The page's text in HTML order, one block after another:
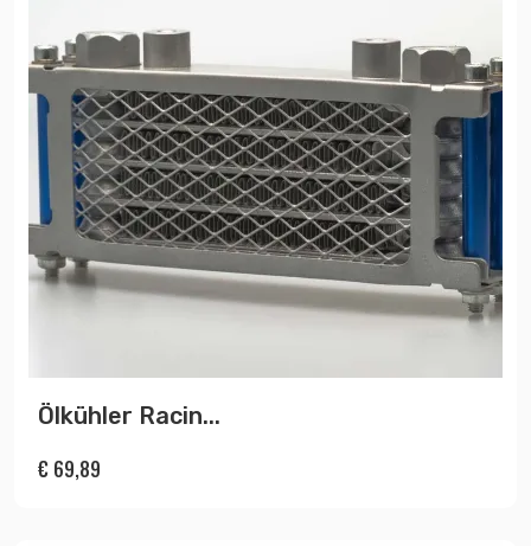
Ölkühler Racin...
€ 69,89